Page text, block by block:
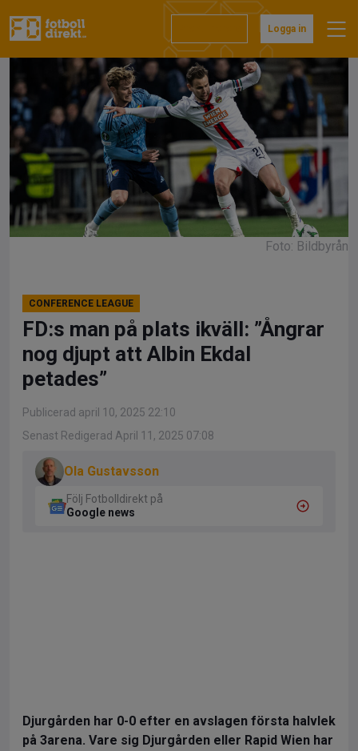
till
Logga in
Foto: Bildbyrån
CONFERENCE LEAGUE
FD:s man på plats ikväll: ”Ångrar
nog djupt att Albin Ekdal
petades”
Publicerad april 10, 2025 22:10
Senast Redigerad April 11, 2025 07:08
Ola Gustavsson
Följ Fotbolldirekt på
Google news
Djurgården har 0-0 efter en avslagen första halvlek
på 3arena. Vare sig Djurgården eller Rapid Wien har